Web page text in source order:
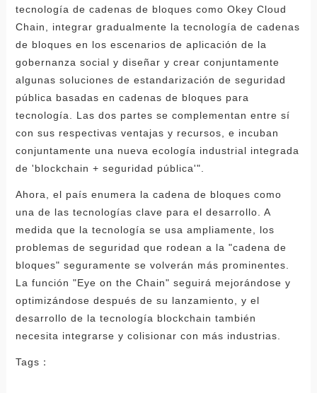
tecnología de cadenas de bloques como Okey Cloud
Chain, integrar gradualmente la tecnología de cadenas
de bloques en los escenarios de aplicación de la
gobernanza social y diseñar y crear conjuntamente
algunas soluciones de estandarización de seguridad
pública basadas en cadenas de bloques para
tecnología. Las dos partes se complementan entre sí
con sus respectivas ventajas y recursos, e incuban
conjuntamente una nueva ecología industrial integrada
de 'blockchain + seguridad pública'".
Ahora, el país enumera la cadena de bloques como
una de las tecnologías clave para el desarrollo. A
medida que la tecnología se usa ampliamente, los
problemas de seguridad que rodean a la "cadena de
bloques" seguramente se volverán más prominentes.
La función "Eye on the Chain" seguirá mejorándose y
optimizándose después de su lanzamiento, y el
desarrollo de la tecnología blockchain también
necesita integrarse y colisionar con más industrias.
Tags：